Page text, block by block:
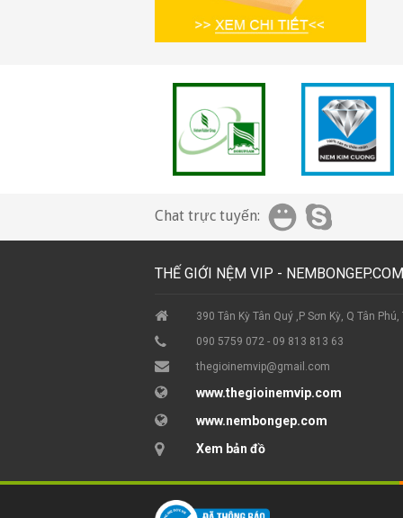
Chat trực tuyến:
THẾ GIỚI NỆM VIP - NEMBONGEP.COM
390 Tân Kỳ Tân Quý ,P Sơn Kỳ, Q Tân Phú,
090 5759 072 - 09 813 813 63
thegioinemvip@gmail.com
www.thegioinemvip.com
www.nembongep.com
Xem bản đồ